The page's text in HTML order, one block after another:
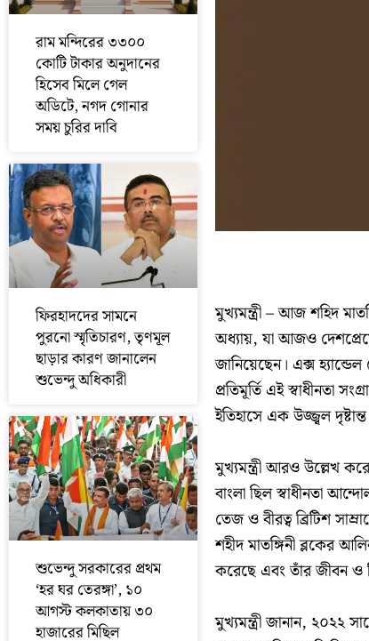
রাম মন্দিরের ৩৩০০
কোটি টাকার অনুদানের
হিসেব মিলে গেল
অডিটে, নগদ গোনার
সময় চুরির দাবি
ফিরহাদদের সামনে
পুরনো স্মৃতিচারণ, তৃণমূল
ছাড়ার কারণ জানালেন
শুভেন্দু অধিকারী
শুভেন্দু সরকারের প্রথম
‘হর ঘর তেরঙ্গা’, ১০
আগস্ট কলকাতায় ৩০
হাজারের মিছিল
মুখ্যমন্ত্রী – আজ শহিদ
অধ্যায়, যা আজও
জানিয়েছেন। এক্স
প্রতিমূর্তি এই স্বাধীনতা
ইতিহাসে এক উজ্জ্বল
মুখ্যমন্ত্রী আরও উল্লেখ
বাংলা ছিল স্বাধীনতা
তেজ ও বীরত্ব ব্রিটিশ
শহীদ মাতঙ্গিনী ব্লকের
করেছে এবং তাঁর জীবন ও
মুখ্যমন্ত্রী জানান, ২০২২